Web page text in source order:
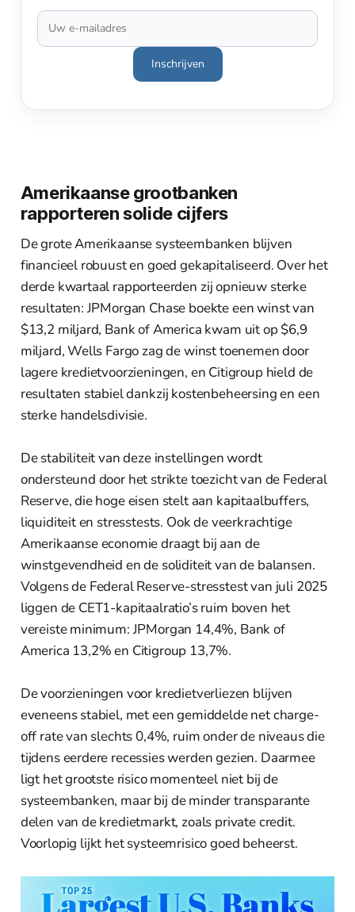
Inschrijven
Amerikaanse grootbanken
rapporteren solide cijfers
De grote Amerikaanse systeembanken blijven
financieel robuust en goed gekapitaliseerd. Over het
derde kwartaal rapporteerden zij opnieuw sterke
resultaten: JPMorgan Chase boekte een winst van
$13,2 miljard, Bank of America kwam uit op $6,9
miljard, Wells Fargo zag de winst toenemen door
lagere kredietvoorzieningen, en Citigroup hield de
resultaten stabiel dankzij kostenbeheersing en een
sterke handelsdivisie.
De stabiliteit van deze instellingen wordt
ondersteund door het strikte toezicht van de Federal
Reserve, die hoge eisen stelt aan kapitaalbuffers,
liquiditeit en stresstests. Ook de veerkrachtige
Amerikaanse economie draagt bij aan de
winstgevendheid en de soliditeit van de balansen.
Volgens de Federal Reserve-stresstest van juli 2025
liggen de CET1-kapitaalratio’s ruim boven het
vereiste minimum: JPMorgan 14,4%, Bank of
America 13,2% en Citigroup 13,7%.
De voorzieningen voor kredietverliezen blijven
eveneens stabiel, met een gemiddelde net charge-
off rate van slechts 0,4%, ruim onder de niveaus die
tijdens eerdere recessies werden gezien. Daarmee
ligt het grootste risico momenteel niet bij de
systeembanken, maar bij de minder transparante
delen van de kredietmarkt, zoals private credit.
Voorlopig lijkt het systeemrisico goed beheerst.